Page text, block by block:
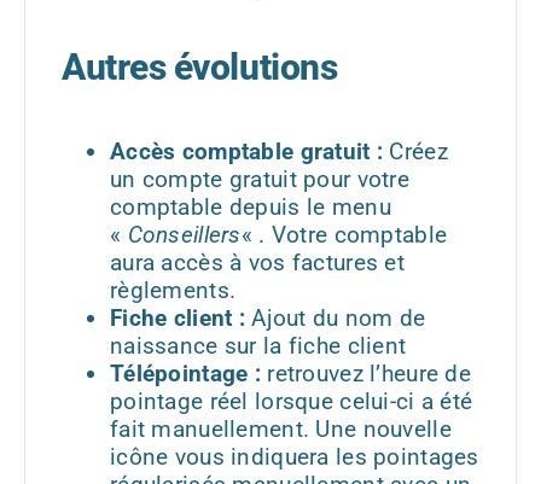
Autres évolutions
Accès comptable gratuit : Créez
un compte gratuit pour votre
comptable depuis le menu
« Conseillers« . Votre comptable
aura accès à vos factures et
règlements.
Fiche client :Ajout du nom de
naissance sur la fiche client
Télépointage :retrouvez l’heure de
pointage réel lorsque celui-ci a été
fait manuellement. Une nouvelle
icône vous indiquera les pointages